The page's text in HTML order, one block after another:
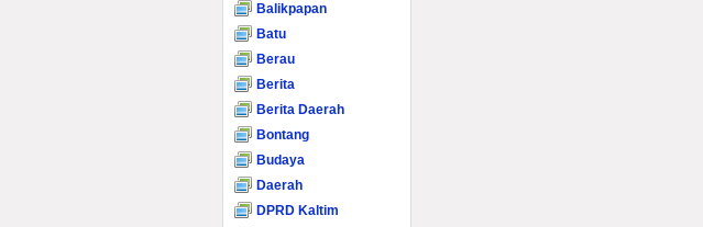
Balikpapan
Batu
Berau
Berita
Berita Daerah
Bontang
Budaya
Daerah
DPRD Kaltim